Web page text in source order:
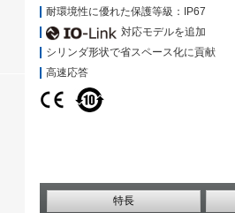
耐環境性に優れた保護等級：IP67
対応モデルを追加
シリンダ形状で省スペース化に貢献
高速応答
特長